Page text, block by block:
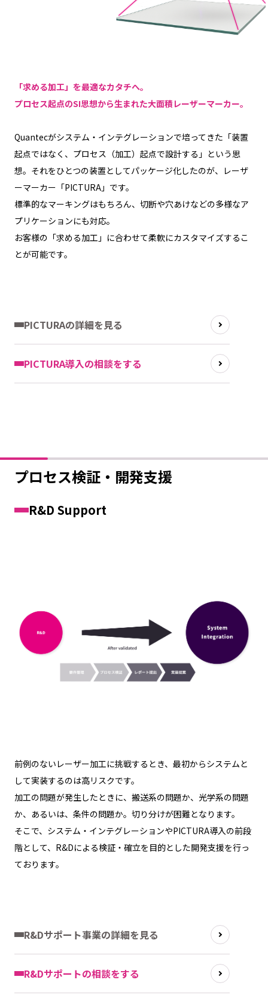
「求める加工」を最適なカタチへ。
プロセス起点のSI思想から生まれた大面積レーザーマーカー。
Quantecがシステム・インテグレーションで培ってきた「装置
起点ではなく、プロセス（加工）起点で設計する」という思
想。それをひとつの装置としてパッケージ化したのが、レーザ
ーマーカー「PICTURA」です。
標準的なマーキングはもちろん、切断や穴あけなどの多様なア
プリケーションにも対応。
お客様の「求める加工」に合わせて柔軟にカスタマイズするこ
とが可能です。
PICTURAの詳細を見る
PICTURA導入の相談をする
プロセス検証・開発支援
R&D Support
前例のないレーザー加工に挑戦するとき、最初からシステムと
して実装するのは高リスクです。
加工の問題が発生したときに、搬送系の問題か、光学系の問題
か、あるいは、条件の問題か。切り分けが困難となります。
そこで、システム・インテグレーションやPICTURA導入の前段
階として、R&Dによる検証・確立を目的とした開発支援を行っ
ております。
R&Dサポート事業の詳細を見る
R&Dサポートの相談をする